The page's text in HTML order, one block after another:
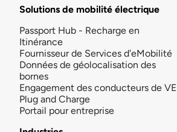
Solutions de mobilité électrique
Passport Hub - Recharge en
Itinérance
Fournisseur de Services d'eMobilité
Données de géolocalisation des
bornes
Engagement des conducteurs de VE
Plug and Charge
Portail pour entreprise